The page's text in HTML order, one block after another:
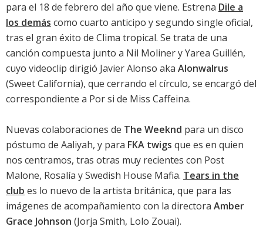
para el 18 de febrero del año que viene. Estrena Dile a
los demás como cuarto anticipo y segundo single oficial,
tras el gran éxito de Clima tropical. Se trata de una
canción compuesta junto a Nil Moliner y Yarea Guillén,
cuyo videoclip dirigió Javier Alonso aka Alonwalrus
(Sweet California), que cerrando el círculo, se encargó del
correspondiente a Por si de Miss Caffeina.
Nuevas colaboraciones de The Weeknd para un disco
póstumo de Aaliyah, y para FKA twigs que es en quien
nos centramos, tras otras muy recientes con Post
Malone, Rosalía y Swedish House Mafia. Tears in the
club es lo nuevo de la artista británica, que para las
imágenes de acompañamiento con la directora Amber
Grace Johnson (Jorja Smith, Lolo Zouai).